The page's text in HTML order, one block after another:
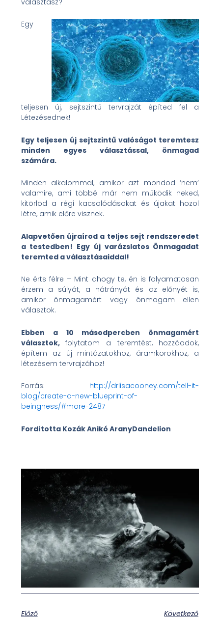
Egy
teljesen új, sejtszintű tervrajzát építed fel a
Létezésednek!
Egy teljesen új sejtszintű valóságot teremtesz
minden egyes választással, önmagad
számára.
Minden alkalommal, amikor azt mondod ‘nem’
valamire, ami többé már nem működik neked,
kitörlöd a régi kacsolódásokat és újakat hozol
létre, amik előre visznek.
Alapvetően újraírod a teljes sejt rendszeredet
a testedben! Egy új varázslatos Önmagadat
teremted a választásaiddal!
Ne érts félre – Mint ahogy te, én is folyamatosan
érzem a súlyát, a hátrányát és az előnyét is,
amikor önmagamért vagy önmagam ellen
választok.
Ebben a 10 másodpercben önmagamért
választok,folytatom a teremtést, hozzáadok,
építem az új mintázatokhoz, áramkörökhöz, a
létezésem tervrajzához!
Forrás: http://drlisacooney.com/tell-it-
blog/create-a-new-blueprint-of-
beingness/#more-2487
Fordította Kozák Anikó AranyDandelion
Előző
Következő